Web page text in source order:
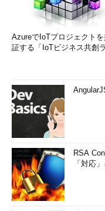
AzureでIoTプロジェクト
証する「IoTビジネス共創ラ
RSA
「対応